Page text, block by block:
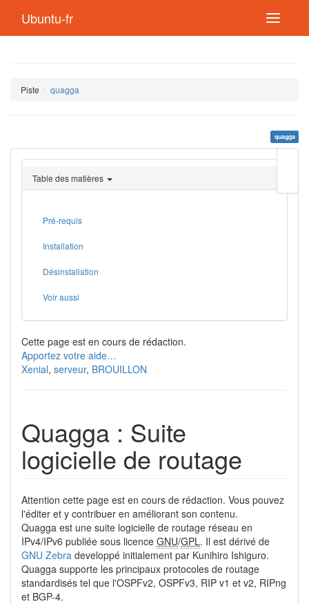
Ubuntu-fr
Piste quagga
quagga
page
Table des matières
Pré-requis
Installation
Désinstallation
Voir aussi
Cette page est en cours de rédaction.
Apportez votre aide…
Xenial, serveur, BROUILLON
Quagga : Suite
logicielle de routage
Attention cette page est en cours de rédaction. Vous pouvez
l'éditer et y contribuer en améliorant son contenu.
Quagga est une suite logicielle de routage réseau en
IPv4/IPv6 publiée sous licence GNU/GPL. Il est dérivé de
GNU Zebra developpé initialement par Kunihiro Ishiguro.
Quagga supporte les principaux protocoles de routage
standardisés tel que l'OSPFv2, OSPFv3, RIP v1 et v2, RIPng
et BGP-4.